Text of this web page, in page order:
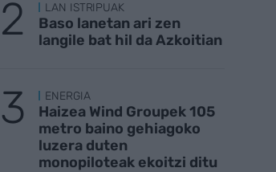
LAN ISTRIPUAK
Baso lanetan ari zen
langile bat hil da Azkoitian
ENERGIA
Haizea Wind Groupek 105
metro baino gehiagoko
luzera duten
monopiloteak ekoitzi ditu